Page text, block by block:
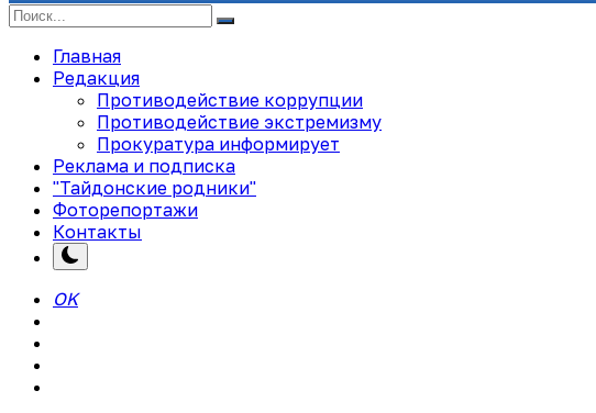
Главная
Редакция
Противодействие коррупции
Противодействие экстремизму
Прокуратура информирует
Реклама и подписка
"Тайдонские родники"
Фоторепортажи
Контакты
OK